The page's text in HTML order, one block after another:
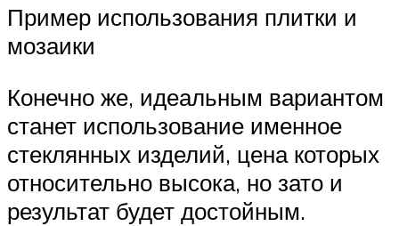
Пример использования плитки и
мозаики
Конечно же, идеальным вариантом
станет использование именное
стеклянных изделий, цена которых
относительно высока, но зато и
результат будет достойным.